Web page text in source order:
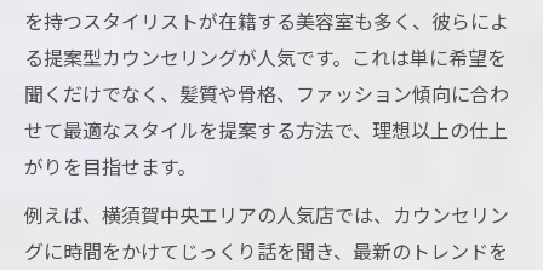
を持つスタイリストが在籍する美容室も多く、彼らによ
る提案型カウンセリングが人気です。これは単に希望を
聞くだけでなく、髪質や骨格、ファッション傾向に合わ
せて最適なスタイルを提案する方法で、理想以上の仕上
がりを目指せます。
例えば、横須賀中央エリアの人気店では、カウンセリン
グに時間をかけてじっくり話を聞き、最新のトレンドを